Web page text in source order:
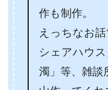
作も制作。
えっちなお
シェアハウ
濁」等、雑談